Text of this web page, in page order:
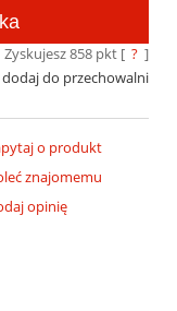
Zyskujesz858pkt [ ? ]
dodaj do przechowalni
o produkt
znajomemu
opinię